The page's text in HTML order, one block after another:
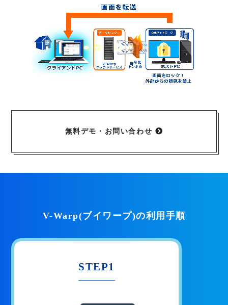
無料デモ・お問い合わせ
V-Warp(ブイワープ)の利用手順
STEP1